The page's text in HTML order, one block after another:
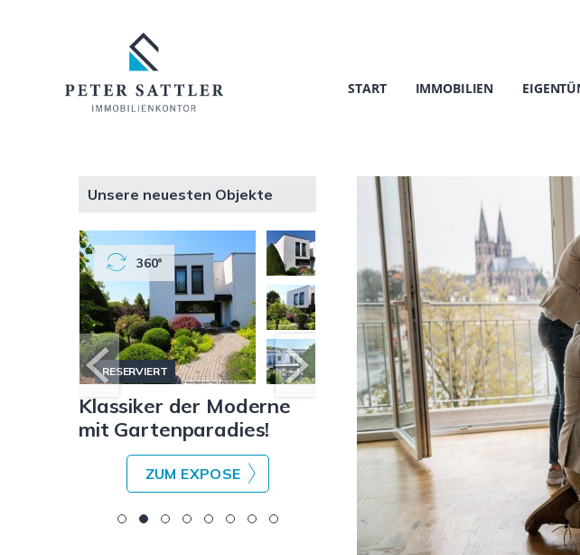
START IMMOBILIEN
Unsere neuesten Objekte
RESERVIERT
360°
Klassiker der Moderne
mit Gartenparadies!
ZUM EXPOSE
NEU
360°
Im Sommer kühl, im
Winter warm: viele
Räume, variabel nutzbar!
ZUM EXPOSE